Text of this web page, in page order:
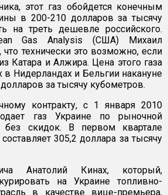
этот газ обойдется конечным
в 200-210 долларов за тысячу
на треть дешевле российского.
Gas Analysis (США) Михаил
технически это возможно, если
Катара и Алжира. Цена этого газа
в Нидерландах и Бельгии накануне
за тысячу кубометров.
контракту, с 1 января 2010
газ Украине по рыночной
без скидок. В первом квартале
305,2 доллара за тысячу
Анатолий Кинах, который,
на Украине топливно-
в качестве вице-премьера,